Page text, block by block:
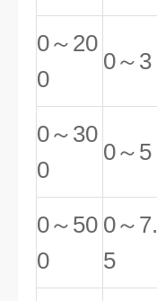
0～20
0
0～3
0～30
0
0～5
0～50
0
0～7.
5